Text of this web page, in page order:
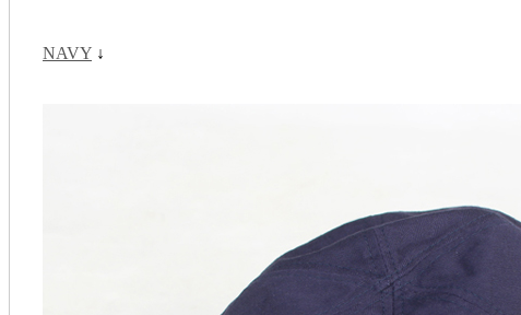
NAVY ↓